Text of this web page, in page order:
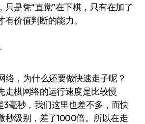
只是凭“直觉”在下棋，只有在加了
价值判断的能力。
络，为什么还要做快速走子呢？
走棋网络的运行速度是比较慢
3毫秒，我们这里也差不多，而快
秒级别，差了1000倍。所以在走